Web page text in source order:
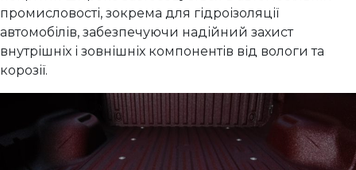
промисловості, зокрема для гідроізоляції
автомобілів, забезпечуючи надійний захист
внутрішніх і зовнішніх компонентів від вологи та
корозії.